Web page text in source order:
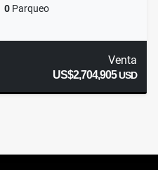
0 Parqueo
Venta
US$2,704,905USD